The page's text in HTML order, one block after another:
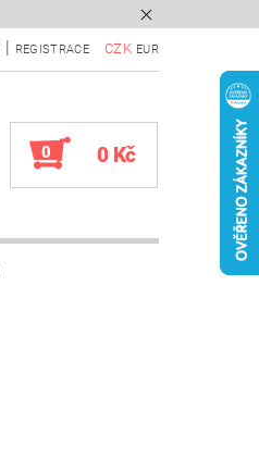
CZK EUR
REGISTRACE
0 0 Kč